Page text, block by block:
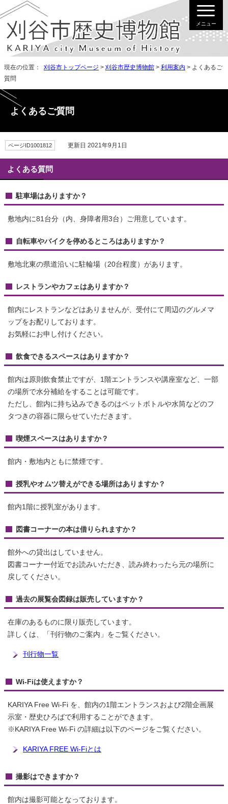
メニュー
現在の位置： 刈谷市トップページ > 刈谷市歴史博物館 > 利用案内 > よくあるご
質問
よくあるご質問
ページID1001812 更新日 2021年9月1日
よくある質問
駐車場はありますか？
敷地内に81台分（内、身障者用3台）ご用意しています。
自転車やバイクを停めるところはありますか？
敷地北東の県道沿いに駐輪場（20台程度）があります。
レストランやカフェはありますか？
館内にレストランなどはありませんが、受付にて周辺のグルメマ
ップをお配りしております。
お気軽にお申し付けください。
飲食できるスペースはありますか？
館内は原則飲食禁止ですが、1階エントランスや講座室など、一部
の場所で水分補給をすることは可能です。
ただし、館内に持ち込みできるのはペットボトルや水筒などのフ
タつきの容器に限らせていただきます。
喫煙スペースはありますか？
館内・敷地内ともに禁煙です。
授乳やオムツ替えができる場所はありますか？
館内1階に授乳室があります。
図書コーナーの本は借りられますか？
館外への貸出はしていません。
図書コーナー付近でお読みいただき、読み終わったら元の場所に
戻してください。
過去の展覧会図録は販売していますか？
在庫のあるものに限り販売しています。
詳しくは、「刊行物のご案内」をご覧ください。
刊行物一覧
Wi-Fiは使えますか？
KARIYA Free Wi-Fi を、館内の1階エントランスおよび2階企画展
示室・歴史ひろばで利用することができます。
※KARIYA Free Wi-Fi の詳細は以下のページをご覧ください。
KARIYA FREE Wi-Fiとは
撮影はできますか？
館内は撮影可能となっております。